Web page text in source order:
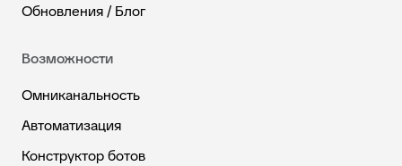
Обновления / Блог
Возможности
Омниканальность
Автоматизация
Конструктор ботов